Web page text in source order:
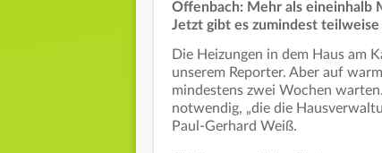
Offenbach: Mehr als eineinhalb
Jetzt gibt es zumindest
Die Heizungen in dem Haus am
unserem Reporter. Aber auf
mindestens zwei Wochen
notwendig, „die die
Paul-Gerhard Weiß.